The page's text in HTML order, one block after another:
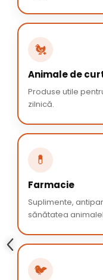
🐔
Animale de
Produse utile
zilnică.
💊
Farmacie
Suplimente,
sănătatea
🐦